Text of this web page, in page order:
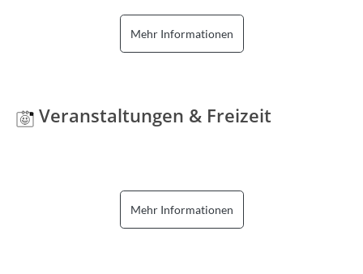
Mehr Informationen
Veranstaltungen & Freizeit
Mehr Informationen